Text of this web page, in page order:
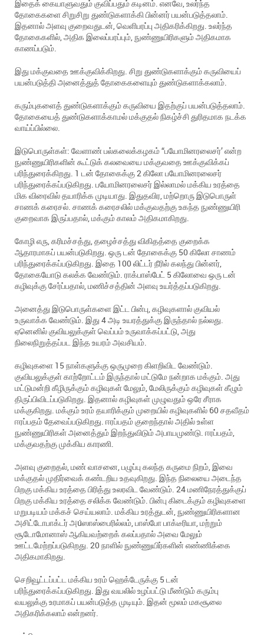
இதைக் கையாளுவதும் குவிப்பதும் கடினம். எனவே, உலர்ந்த
தோகைகளை சிறுசிறு துண்டுகளாக்கி பின்னர் பயன்படுத்தலாம்.
இதனால் அளவு குறைவதுடன், வெளிபரப்பு அதிகரிக்கிறது. உலர்ந்த
தோகைகளில், அதிக இலைப்பரப்பும், நுண்ணுயிரிகளும் அதிகமாக
காணப்படும்.
இது மக்குவதை ஊக்குவிக்கிறது. சிறு துண்டுகளாக்கும் கருவியைப்
பயன்படுத்தி அனைத்துத் தோகைகளையும் துண்டுகளாக்கலாம்.
கரும்புகளைத் துண்டுகளாக்கும் கருவியை இதற்குப் பயன்படுத்தலாம்.
தோகையைத் துண்டுகளாக்காமல் மக்குதல் நிகழ்ச்சி துரிதமாக நடக்க
வாய்ப்பில்லை.
இடுபொருள்கள்: வேளாண் பல்கலைக்கழகம் “பயோமினரலைசர்’ என்ற
நுண்ணுயிரிகளின் கூட்டுக் கலவையை மக்குவதை ஊக்குவிக்கப்
பரிந்துரைக்கிறது. 1 டன் தோகைக்கு 2 கிலோ பயோமினரலைசர்
பரிந்துரைக்கப்படுகிறது. பயோமினரலைசர் இல்லாமல் மக்கிய உரத்தை
மிக விரைவில் தயாரிக்க முடியாது. இதுதவிர, மற்றொரு இடுபொருள்
சாணக் கரைசல். சாணக் கரைசலில் மக்குவதற்கு உகந்த நுண்ணுயிரி
குறைவாக இருப்பதால், மக்கும் காலம் அதிகமாகிறது.
கோழி எரு, கரிமச்சத்து, தழைச்சத்து விகிதத்தை குறைக்க
ஆதாரமாகப் பயன்படுகிறது. ஒரு டன் தோகைக்கு 50 கிலோ சாணம்
பரிந்துரைக்கப்படுகிறது. இதை 100 லிட்டர் நீரில் கலந்து பின்னர்,
தோகையோடு கலக்க வேண்டும். ராக்பாஸ்பேட் 5 கிலோவை ஒரு டன்
கழிவுக்கு சேர்ப்பதால், மணிச்சத்தின் அளவு உயர்த்தப்படுகிறது.
அனைத்து இடுபொருள்களை இட்ட பின்பு, கழிவுகளால் குவியல்
உருவாக்க வேண்டும். இது 4 அடி உயரத்துக்கு இருந்தால் நல்லது.
ஏனெனில் குவியலுக்குள் வெப்பம் உருவாக்கப்பட்டு, அது
நிலைநிறுத்தப்பட இந்த உயரம் அவசியம்.
கழிவுகளை 15 நாள்களுக்கு ஒருமுறை கிளறிவிட வேண்டும்.
குவியலுக்குள் காற்றோட்டம் இருந்தால் மட்டுமே நன்றாக மக்கும். அது
மட்டுமன்றி கீழிருக்கும் கழிவுகள் மேலும், மேலிருக்கும் கழிவுகள் கீழும்
திருப்பிவிடப்படுகிறது. இதனால் கழிவுகள் முழுவதும் ஒரே சீராக
மக்குகிறது. மக்கும் உரம் தயாரிக்கும் முறையில் கழிவுகளில் 60 சதவீதம்
ஈரப்பதம் தேவைப்படுகிறது. ஈரப்பதம் குறைந்தால் அதில் உள்ள
நுண்ணுயிரிகள் அனைத்தும் இறந்துவிடும் அபாயமுண்டு. ஈரப்பதம்,
மக்குவதற்கு முக்கிய காரணி.
அளவு குறைதல், மண் வாசனை, பழுப்பு கலந்த கருமை நிறம், இவை
மக்குதல் முதிர்வைக் கண்டறிய உதவுகிறது. இந்த நிலையை அடைந்த
பிறகு மக்கிய உரத்தை பிரித்து உலரவிட வேண்டும். 24 மணிநேரத்துக்குப்
பிறகு மக்கிய உரத்தை சலிக்க வேண்டும். பின்பு கிடைக்கும் கழிவுகளை
மறுபடியம் மக்கச் செய்யலாம். மக்கிய உரத்துடன், நுண்ணுயிரிகளான
அசிட்டோபாக்டர் அúஸாஸ்பைரில்லம், பாஸ்போ பாக்டீரியா, மற்றும்
சூடோமோனாஸ் ஆகியவற்றைக் கலப்பதால் அவை மேலும்
ஊட்டமேற்றப்படுகிறது. 20 நாளில் நுண்ணுயிர்களின் எண்ணிக்கை
அதிகமாகிறது.
செறிவூட்டப்பட்ட மக்கிய உரம் ஹெக்டேருக்கு 5 டன்
பரிந்துரைக்கப்படுகிறது. இது வயலில் உழப்பட்டு மீண்டும் கரும்பு
வயலுக்கு உரமாகப் பயன்படுத்த முடியும். இதன் மூலம் மகசூலை
அதிகரிக்கலாம் என்றனர்.